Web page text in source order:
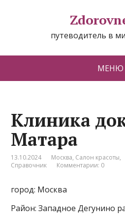
путеводитель в
МЕНЮ
Клиника
Матара
13.10.2024 Москва, Салон красоты,
Справочник
Комментарии: 0
город: Москва
Район: Западное Дегунино